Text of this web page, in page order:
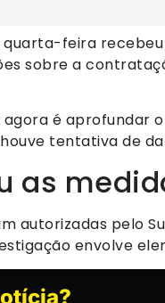
feira
sobre a
agora é
tentativa de
as
autorizadas pelo
envolve